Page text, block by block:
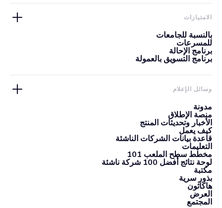
الامتيازات
بالنسبة للجامعات
للمسرعات
برنامج الإحالة
برنامج التسويق بالعمولة
وسائل الإعلام
مدونة
منصة الإطلاق
الأخبار وتحديثات المنتج
كيف يعمل
قاعدة بيانات الشركات الناشئة
التعليمات
مخطط سطح الملعب 101
لوحة نتائج أفضل 100 شركة ناشئة
مكتبة
بذور سرية
هاكاثون
العرض
المجتمع